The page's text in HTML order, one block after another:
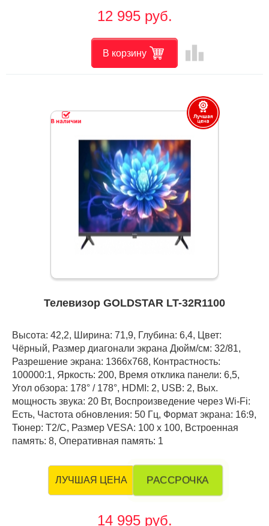
12 995 руб.
В корзину leaderboard
Телевизор GOLDSTAR LT-32R1100
Высота: 42,2, Ширина: 71,9, Глубина: 6,4, Цвет:
Чёрный, Размер диагонали экрана Дюйм/см: 32/81,
Разрешение экрана: 1366x768, Контрастность:
100000:1, Яркость: 200, Время отклика панели: 6,5,
Угол обзора: 178° / 178°, HDMI: 2, USB: 2, Вых.
мощность звука: 20 Вт, Воспроизведение через Wi-Fi:
Есть, Частота обновления: 50 Гц, Формат экрана: 16:9,
Тюнер: T2/C, Размер VESA: 100 х 100, Встроенная
память: 8, Оперативная память: 1
ЛУЧШАЯ ЦЕНА РАССРОЧКА
14 995 руб.